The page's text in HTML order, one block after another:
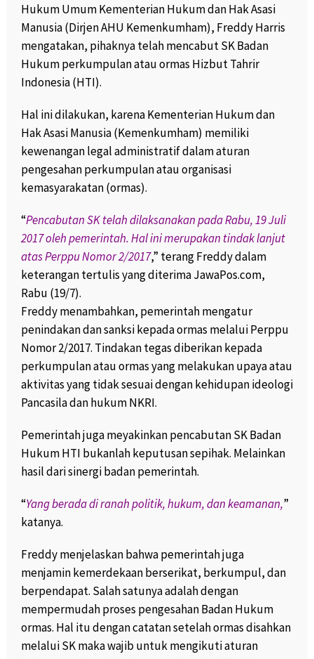
Hukum Umum Kementerian Hukum dan Hak Asasi
Manusia (Dirjen AHU Kemenkumham), Freddy Harris
mengatakan, pihaknya telah mencabut SK Badan
Hukum perkumpulan atau ormas Hizbut Tahrir
Indonesia (HTI).
Hal ini dilakukan, karena Kementerian Hukum dan
Hak Asasi Manusia (Kemenkumham) memiliki
kewenangan legal administratif dalam aturan
pengesahan perkumpulan atau organisasi
kemasyarakatan (ormas).
“Pencabutan SK telah dilaksanakan pada Rabu, 19 Juli
2017 oleh pemerintah. Hal ini merupakan tindak lanjut
atas Perppu Nomor 2/2017,” terang Freddy dalam
keterangan tertulis yang diterima JawaPos.com,
Rabu (19/7).
Freddy menambahkan, pemerintah mengatur
penindakan dan sanksi kepada ormas melalui Perppu
Nomor 2/2017. Tindakan tegas diberikan kepada
perkumpulan atau ormas yang melakukan upaya atau
aktivitas yang tidak sesuai dengan kehidupan ideologi
Pancasila dan hukum NKRI.
Pemerintah juga meyakinkan pencabutan SK Badan
Hukum HTI bukanlah keputusan sepihak. Melainkan
hasil dari sinergi badan pemerintah.
“Yang berada di ranah politik, hukum, dan keamanan,”
katanya.
Freddy menjelaskan bahwa pemerintah juga
menjamin kemerdekaan berserikat, berkumpul, dan
berpendapat. Salah satunya adalah dengan
mempermudah proses pengesahan Badan Hukum
ormas. Hal itu dengan catatan setelah ormas disahkan
melalui SK maka wajib untuk mengikuti aturan